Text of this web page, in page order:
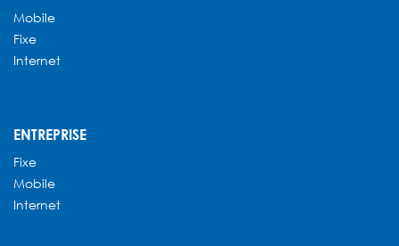
Mobile
Fixe
Internet
ENTREPRISE
Fixe
Mobile
Internet